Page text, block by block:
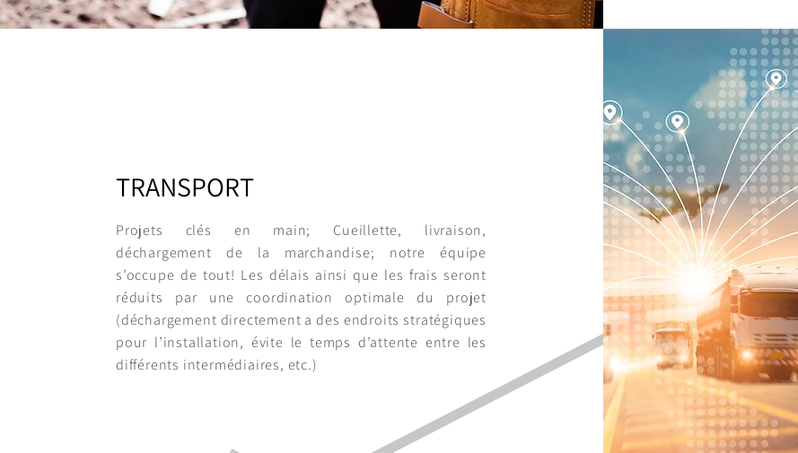
TRANSPORT
Projets clés en main; Cueillette, livraison,
déchargement de la marchandise; notre équipe
s’occupe de tout! Les délais ainsi que les frais seront
réduits par une coordination optimale du projet
(déchargement directement a des endroits stratégiques
pour l’installation, évite le temps d’attente entre les
différents intermédiaires, etc.)